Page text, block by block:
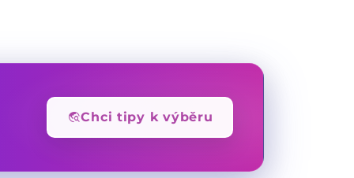
travel_exploreChci tipy k výběru